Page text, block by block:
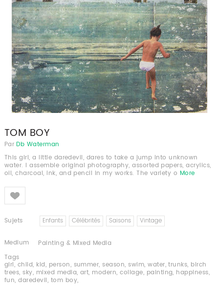
TOM BOY
Par Db Waterman
This girl, a little daredevil, dares to take a jump into unknown
water. I assemble original photography, assorted papers, acrylics,
oil, charcoal, ink, and pencil in my works. The variety o More
Like
Sujets Enfants Célébrités Saisons Vintage
Medium
Painting & Mixed Media
Tags
girl, child, kid, person, summer,season,swim,water,trunks, birch
trees,sky, mixed media, art, modern,collage, painting, happiness,
fun,daredevil, tom boy,